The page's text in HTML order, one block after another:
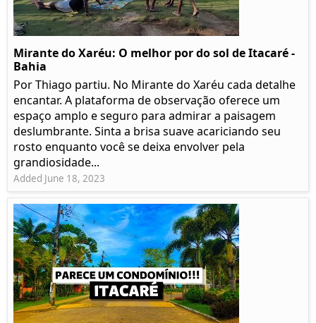
Mirante do Xaréu: O melhor por do sol de Itacaré -
Bahia
Por Thiago partiu. No Mirante do Xaréu cada detalhe
encantar. A plataforma de observação oferece um
espaço amplo e seguro para admirar a paisagem
deslumbrante. Sinta a brisa suave acariciando seu
rosto enquanto você se deixa envolver pela
grandiosidade...
Added June 18, 2023